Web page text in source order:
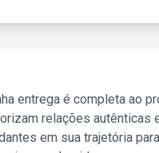
entrega é completa ao
relações autênticas
em sua trajetória